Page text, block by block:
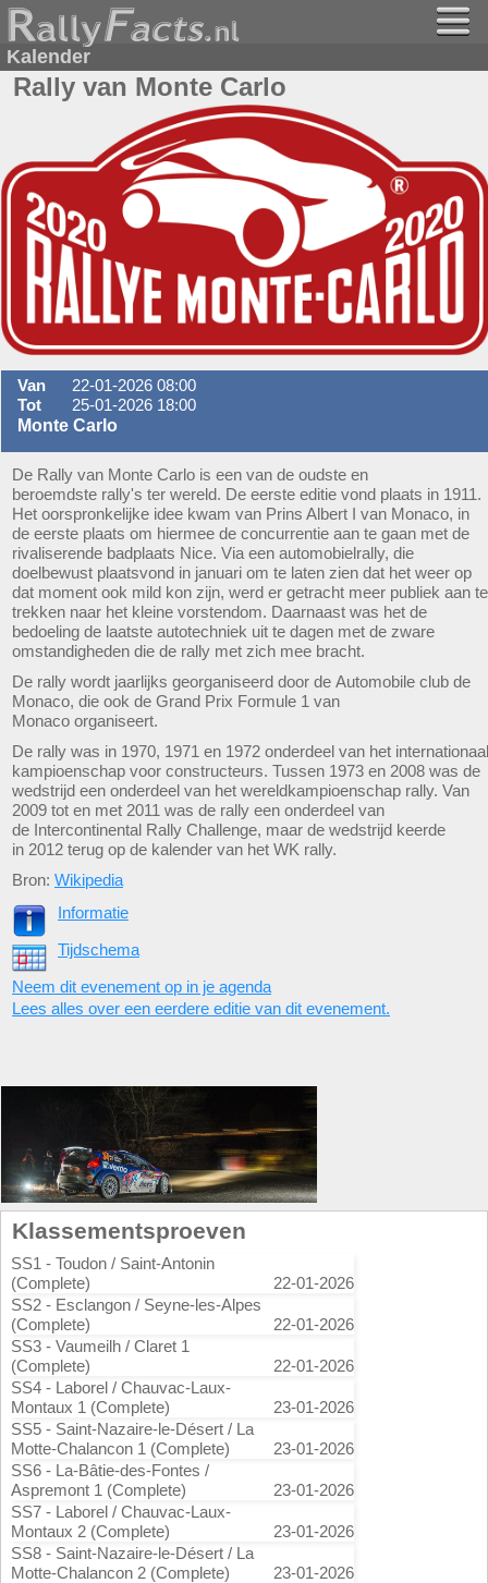
Kalender
Rally van Monte Carlo
Van
22-01-2026 08:00
Tot
25-01-2026 18:00
Monte Carlo
De Rally van Monte Carlo is een van de oudste en
beroemdste rally's ter wereld. De eerste editie vond plaats in 1911.
Het oorspronkelijke idee kwam van Prins Albert I van Monaco, in
de eerste plaats om hiermee de concurrentie aan te gaan met de
rivaliserende badplaats Nice. Via een automobielrally, die
doelbewust plaatsvond in januari om te laten zien dat het weer op
dat moment ook mild kon zijn, werd er getracht meer publiek aan te
trekken naar het kleine vorstendom. Daarnaast was het de
bedoeling de laatste autotechniek uit te dagen met de zware
omstandigheden die de rally met zich mee bracht.
De rally wordt jaarlijks georganiseerd door de Automobile club de
Monaco, die ook de Grand Prix Formule 1 van
Monaco organiseert.
De rally was in 1970, 1971 en 1972 onderdeel van het internationaal
kampioenschap voor constructeurs. Tussen 1973 en 2008 was de
wedstrijd een onderdeel van het wereldkampioenschap rally. Van
2009 tot en met 2011 was de rally een onderdeel van
de Intercontinental Rally Challenge, maar de wedstrijd keerde
in 2012 terug op de kalender van het WK rally.
Bron: Wikipedia
Informatie
Tijdschema
Neem dit evenement op in je agenda
Lees alles over een eerdere editie van dit evenement.
Klassementsproeven
SS1 - Toudon / Saint-Antonin
(Complete)
22-01-2026
SS2 - Esclangon / Seyne-les-Alpes
(Complete)
22-01-2026
SS3 - Vaumeilh / Claret 1
(Complete)
22-01-2026
SS4 - Laborel / Chauvac-Laux-
Montaux 1 (Complete)
23-01-2026
SS5 - Saint-Nazaire-le-Désert / La
Motte-Chalancon 1 (Complete)
23-01-2026
SS6 - La-Bâtie-des-Fontes /
Aspremont 1 (Complete)
23-01-2026
SS7 - Laborel / Chauvac-Laux-
Montaux 2 (Complete)
23-01-2026
SS8 - Saint-Nazaire-le-Désert / La
Motte-Chalancon 2 (Complete)
23-01-2026